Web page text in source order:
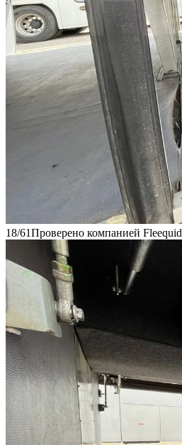
18/61Проверено компанией Fleequid